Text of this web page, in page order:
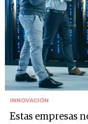
INNOVACIÓN
Estas empresas